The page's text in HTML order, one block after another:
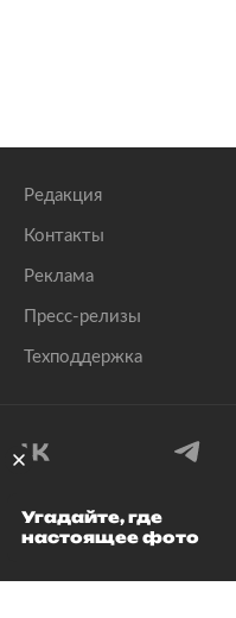
Редакция
Контакты
Реклама
Пресс-релизы
Техподдержка
©
Угадайте, где
настоящее фото